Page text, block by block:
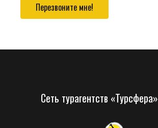
Перезвоните мне!
Сеть турагентств «Турсфера»